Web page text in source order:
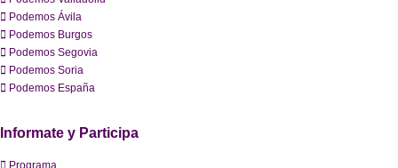
Podemos Ávila
Podemos Burgos
Podemos Segovia
Podemos Soria
Podemos España
Informate y Participa
Programa